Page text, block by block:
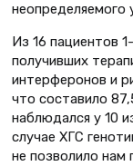
неопределяемого
Из 16 пациентов
получивших
интерферонов и
что составило
наблюдался у 10
случае ХГС
не позволило нам